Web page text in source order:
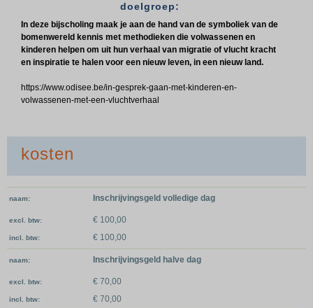
doelgroep:
In deze bijscholing maak je aan de hand van de symboliek van de
bomenwereld kennis met methodieken die volwassenen en
kinderen helpen om uit hun verhaal van migratie of vlucht kracht
en inspiratie te halen voor een nieuw leven, in een nieuw land.
https://www.odisee.be/in-gesprek-gaan-met-kinderen-en-
volwassenen-met-een-vluchtverhaal
kosten
naam Inschrijvingsgeld volledige dag
excl. btw € 100,00
incl. btw € 100,00
naam Inschrijvingsgeld halve dag
excl. btw € 70,00
incl. btw € 70,00